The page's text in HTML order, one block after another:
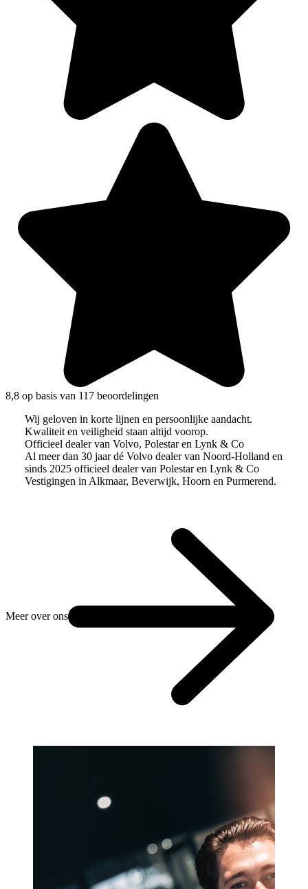
8,8 op basis van 117 beoordelingen
Wij geloven in korte lijnen en persoonlijke aandacht.
Kwaliteit en veiligheid staan altijd voorop.
Officieel dealer van Volvo, Polestar en Lynk & Co
Al meer dan 30 jaar dé Volvo dealer van Noord-Holland en
sinds 2025 officieel dealer van Polestar en Lynk & Co
Vestigingen in Alkmaar, Beverwijk, Hoorn en Purmerend.
Meer over ons